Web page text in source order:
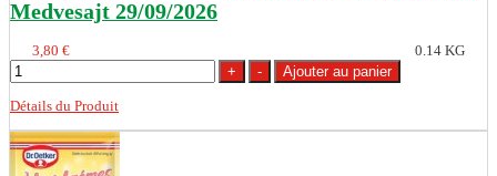
Medvesajt 29/09/2026
3,80 € 0.14 KG
Détails du Produit